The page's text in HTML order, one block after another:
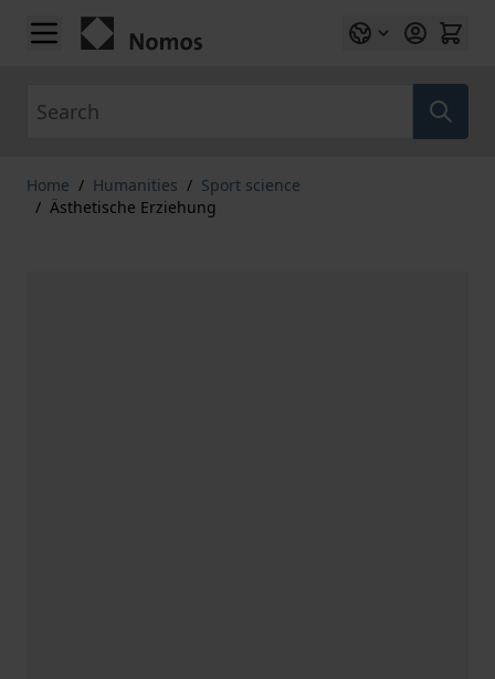
Skip to Content
Home / Humanities / Sport science
/ Ästhetische Erziehung